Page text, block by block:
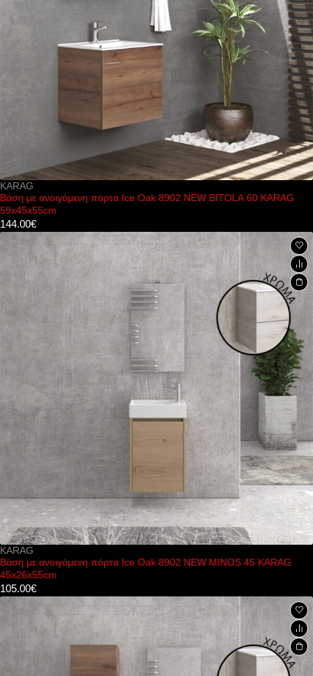
KARAG
Βάση με ανοιγόμενη πόρτα Ice Oak 8902 NEW BITOLA 60 KARAG
59x45x55cm
144.00€
KARAG
Βάση με ανοιγόμενη πόρτα Ice Oak 8902 NEW MINOS 45 KARAG
45x26x55cm
105.00€